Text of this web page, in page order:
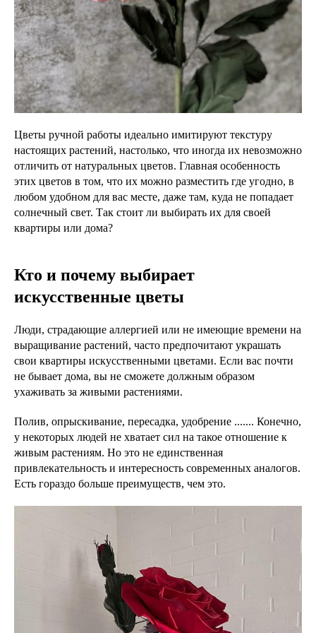
Цветы ручной работы идеально имитируют текстуру
настоящих растений, настолько, что иногда их невозможно
отличить от натуральных цветов. Главная особенность
этих цветов в том, что их можно разместить где угодно, в
любом удобном для вас месте, даже там, куда не попадает
солнечный свет. Так стоит ли выбирать их для своей
квартиры или дома?
Кто и почему выбирает
искусственные цветы
Люди, страдающие аллергией или не имеющие времени на
выращивание растений, часто предпочитают украшать
свои квартиры искусственными цветами. Если вас почти
не бывает дома, вы не сможете должным образом
ухаживать за живыми растениями.
Полив, опрыскивание, пересадка, удобрение ....... Конечно,
у некоторых людей не хватает сил на такое отношение к
живым растениям. Но это не единственная
привлекательность и интересность современных аналогов.
Есть гораздо больше преимуществ, чем это.